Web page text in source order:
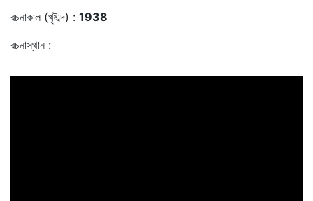
রচনাকাল (খৃষ্টাব্দ) : 1938
রচনাস্থান :